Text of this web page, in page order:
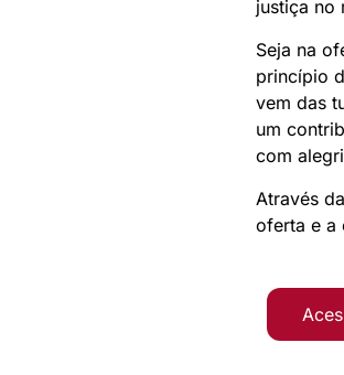
justiça no
Seja na
princípio
vem das
um
com
Através
oferta e a